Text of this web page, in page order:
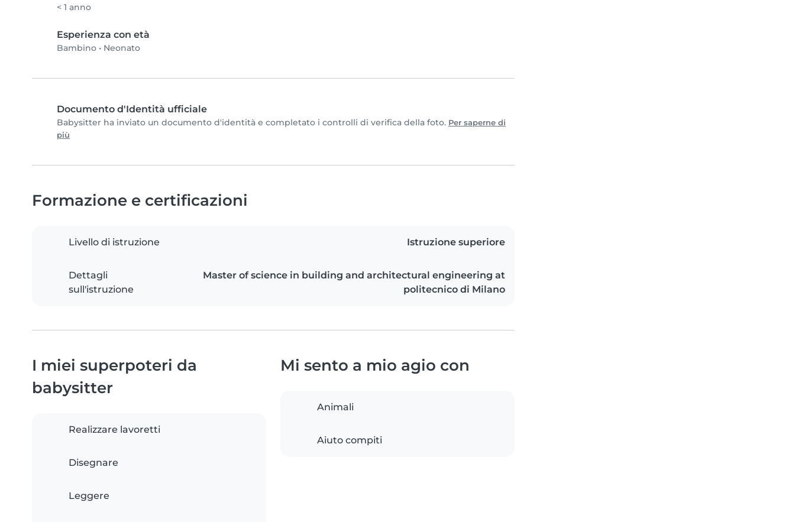
< 1 anno
Esperienza con età
Bambino • Neonato
Documento d'Identità ufficiale
Babysitter ha inviato un documento d'identità e completato i controlli di verifica della foto. Per saperne di
più
Formazione e certificazioni
Livello di istruzione Istruzione superiore
Dettagli
sull'istruzione
Master of science in building and architectural engineering at
politecnico di Milano
I miei superpoteri da
babysitter
Realizzare lavoretti
Disegnare
Leggere
Mi sento a mio agio con
Animali
Aiuto compiti